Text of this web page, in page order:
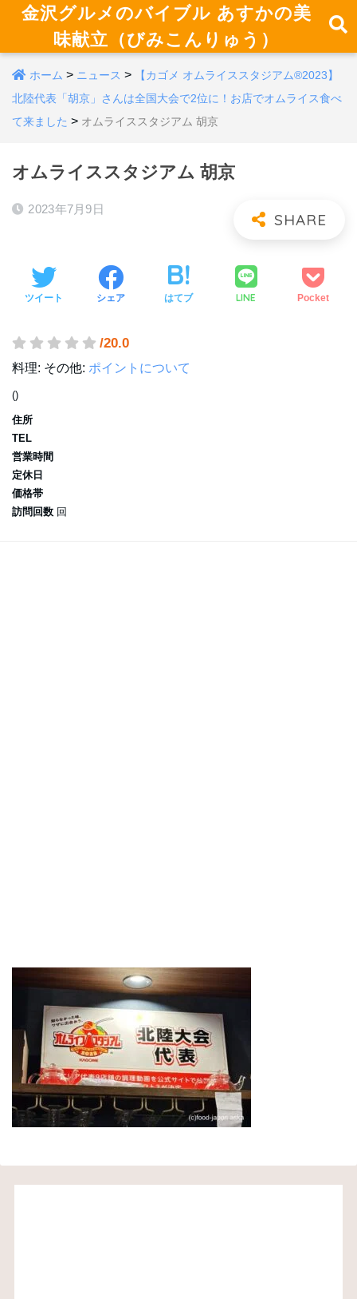
金沢グルメのバイブル あすかの美
味献立（びみこんりゅう）
ホーム > ニュース >
【カゴメ オムライススタジアム®2023】
北陸代表「胡京」さんは全国大会で2位に！お店でオムライス食べ
て来ました > オムライススタジアム 胡京
オムライススタジアム 胡京
2023年7月9日
ツイート シェア はてブ LINE Pocket
/20.0
料理: その他: ポイントについて
()
住所
TEL
営業時間
定休日
価格帯
訪問回数 回